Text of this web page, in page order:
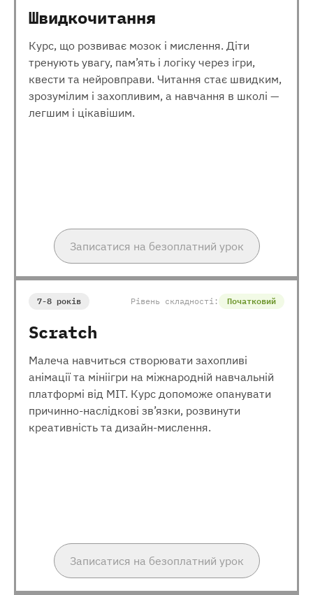
Швидкочитання
Курс, що розвиває мозок і мислення. Діти
тренують увагу, пам’ять і логіку через ігри,
квести та нейровправи. Читання стає швидким,
зрозумілим і захопливим, а навчання в школі —
легшим і цікавішим.
Записатися на безоплатний урок
7-8 років Рівень складності: Початковий
Scratch
Малеча навчиться створювати захопливі
анімації та мініігри на міжнародній навчальній
платформі від МІТ. Курс допоможе опанувати
причинно-наслідкові зв’язки, розвинути
креативність та дизайн-мислення.
Записатися на безоплатний урок